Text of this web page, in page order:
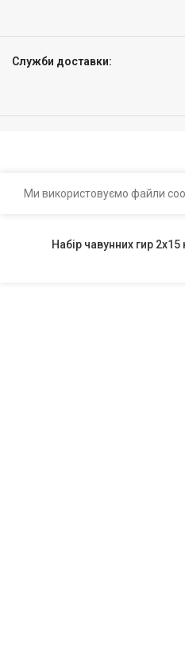
Служби доставки:
Ми використовуємо файли
Набір чавунних гир